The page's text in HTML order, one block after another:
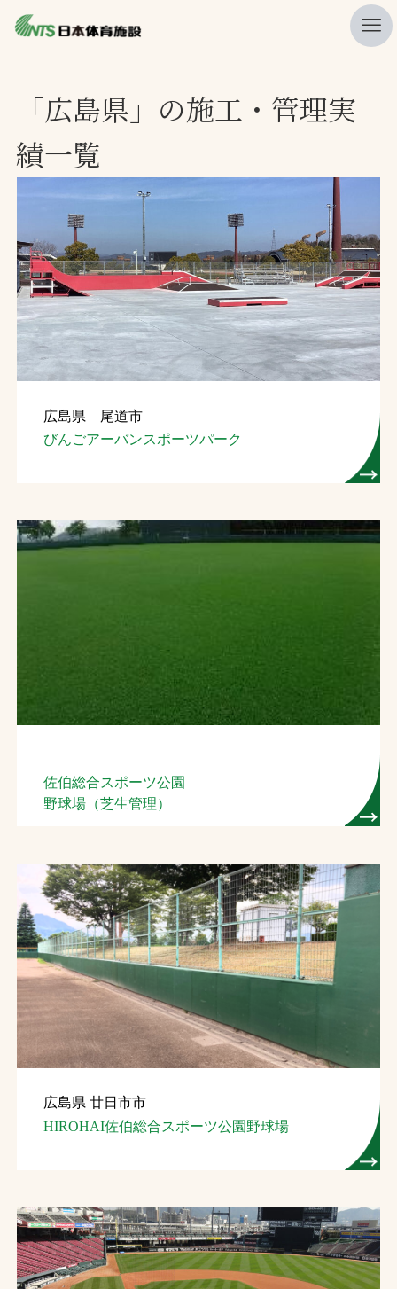
ニュース
プレスリリース
製品・サービス一覧
施工・管理実績一覧
会社概要
採用情報
検索
お問合せ
ソーシャルメディアポリシー
文字の見えづらさや操作にお困りの方へ
「広島県」の施工・管理実
績一覧
広島県 尾道市
びんごアーバンスポーツパーク
佐伯総合スポーツ公園
野球場（芝生管理）
広島県 廿日市市
HIROHAI佐伯総合スポーツ公園野球場